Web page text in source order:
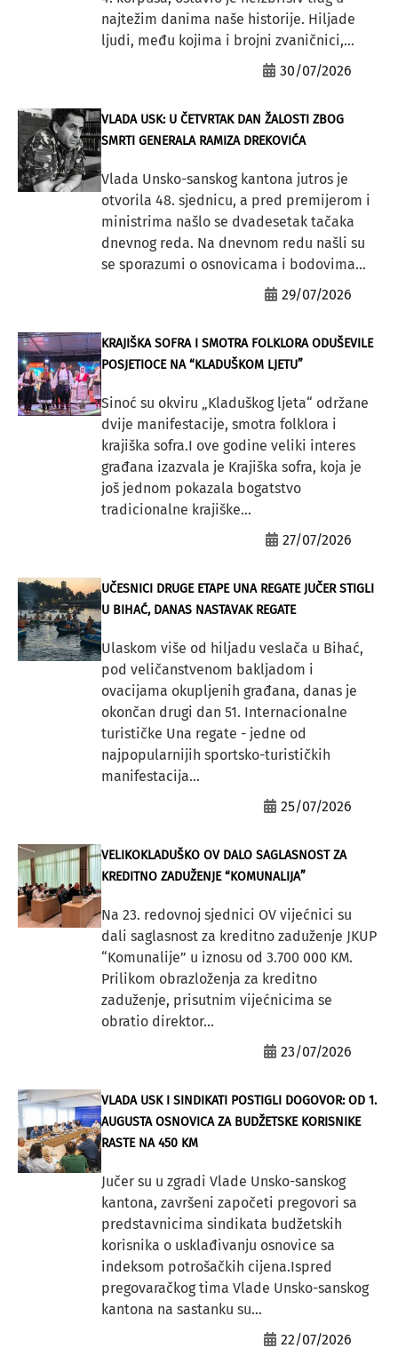
najtežim danima naše historije. Hiljade
ljudi, među kojima i brojni zvaničnici,...
30/07/2026
VLADA USK: U ČETVRTAK DAN ŽALOSTI ZBOG
SMRTI GENERALA RAMIZA DREKOVIĆA
Vlada Unsko-sanskog kantona jutros je
otvorila 48. sjednicu, a pred premijerom i
ministrima našlo se dvadesetak tačaka
dnevnog reda. Na dnevnom redu našli su
se sporazumi o osnovicama i bodovima...
29/07/2026
KRAJIŠKA SOFRA I SMOTRA FOLKLORA ODUŠEVILE
POSJETIOCE NA “KLADUŠKOM LJETU”
Sinoć su okviru „Kladuškog ljeta“ održane
dvije manifestacije, smotra folklora i
krajiška sofra.I ove godine veliki interes
građana izazvala je Krajiška sofra, koja je
još jednom pokazala bogatstvo
tradicionalne krajiške...
27/07/2026
UČESNICI DRUGE ETAPE UNA REGATE JUČER STIGLI
U BIHAĆ, DANAS NASTAVAK REGATE
Ulaskom više od hiljadu veslača u Bihać,
pod veličanstvenom bakljadom i
ovacijama okupljenih građana, danas je
okončan drugi dan 51. Internacionalne
turističke Una regate - jedne od
najpopularnijih sportsko-turističkih
manifestacija...
25/07/2026
VELIKOKLADUŠKO OV DALO SAGLASNOST ZA
KREDITNO ZADUŽENJE “KOMUNALIJA”
Na 23. redovnoj sjednici OV vijećnici su
dali saglasnost za kreditno zaduženje JKUP
“Komunalije” u iznosu od 3.700 000 KM.
Prilikom obrazloženja za kreditno
zaduženje, prisutnim vijećnicima se
obratio direktor...
23/07/2026
VLADA USK I SINDIKATI POSTIGLI DOGOVOR: OD 1.
AUGUSTA OSNOVICA ZA BUDŽETSKE KORISNIKE
RASTE NA 450 KM
Jučer su u zgradi Vlade Unsko-sanskog
kantona, završeni započeti pregovori sa
predstavnicima sindikata budžetskih
korisnika o usklađivanju osnovice sa
indeksom potrošačkih cijena.Ispred
pregovaračkog tima Vlade Unsko-sanskog
kantona na sastanku su...
22/07/2026